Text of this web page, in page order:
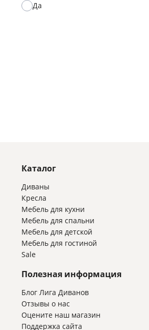
Да
Каталог
Диваны
Кресла
Мебель для кухни
Мебель для спальни
Мебель для детской
Мебель для гостиной
Sale
Полезная информация
Блог Лига Диванов
Отзывы о нас
Оцените наш магазин
Поддержка сайта